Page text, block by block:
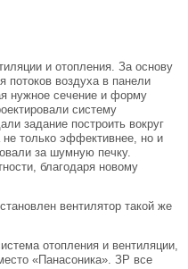
и отопления. За основу
воздуха в панели
нужное сечение и форму
систему
задание построить вокруг
только эффективнее, но и
за шумную печку.
благодаря новому
вентилятор такой же
отопления и вентиляции,
«Панасоника». ЗР все